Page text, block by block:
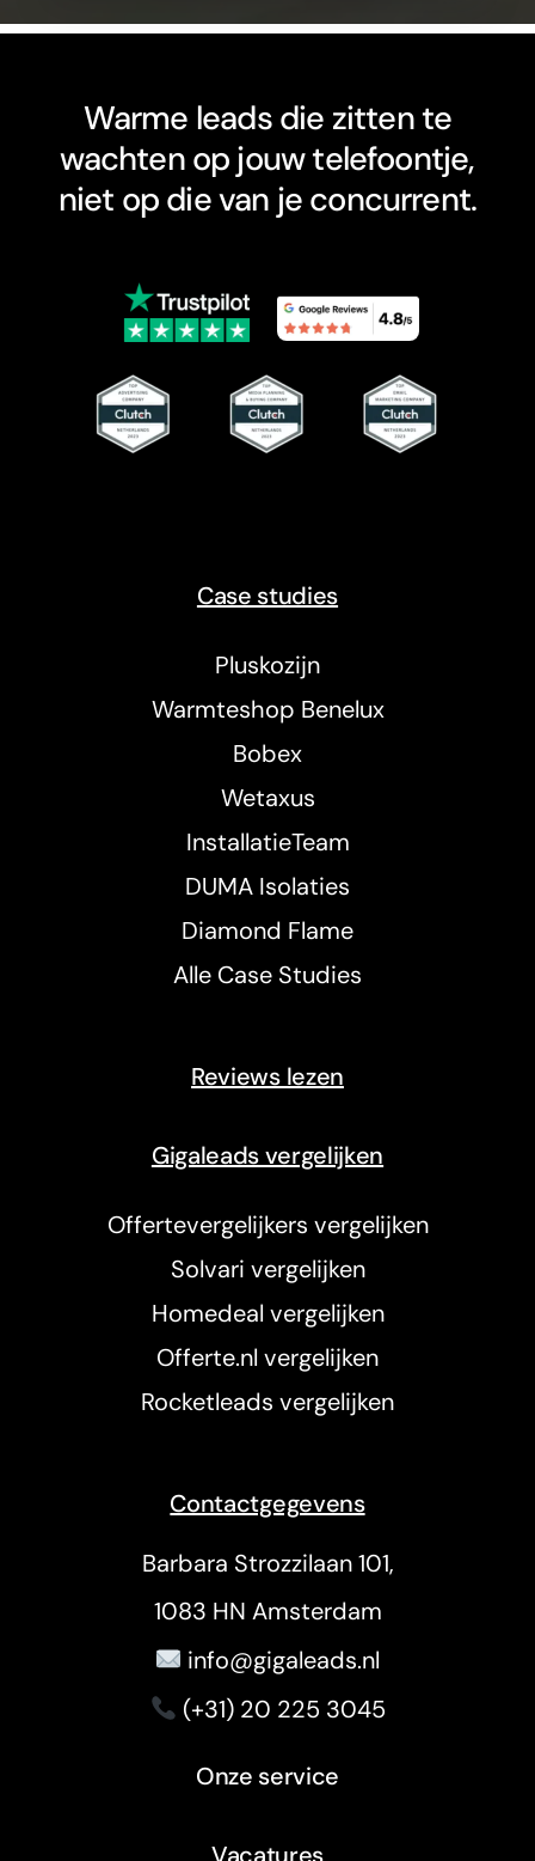
Warme leads die zitten te
wachten op jouw telefoontje,
niet op die van je concurrent.
Case studies
Pluskozijn
Warmteshop Benelux
Bobex
Wetaxus
InstallatieTeam
DUMA Isolaties
Diamond Flame
Alle Case Studies
Reviews lezen
Gigaleads vergelijken
Offertevergelijkers vergelijken
Solvari vergelijken
Homedeal vergelijken
Offerte.nl vergelijken
Rocketleads vergelijken
Contactgegevens
Barbara Strozzilaan 101,
1083 HN Amsterdam
info@gigaleads.nl
(+31) 20 225 3045
Onze service